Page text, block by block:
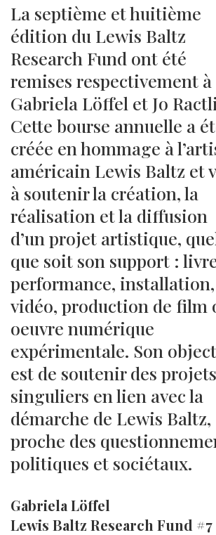
La septième et huitième
édition du Lewis Baltz
Research Fund ont été
remises respectivement à
Gabriela Löffel et Jo
Cette bourse annuelle a
créée en hommage à
américain Lewis Baltz et
à soutenir la création, la
réalisation et la diffusion
d’un projet artistique,
que soit son support :
performance, installation,
vidéo, production de film
oeuvre numérique
expérimentale. Son
est de soutenir des projets
singuliers en lien avec la
démarche de Lewis Baltz,
proche des
politiques et sociétaux.
Gabriela Löffel
Lewis Baltz Research Fund #7